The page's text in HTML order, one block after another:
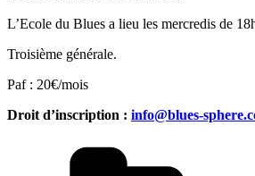
L’Ecole du Blues a lieu les mercredis de
Troisième générale.
Paf : 20€/mois
Droit d’inscription : info@blues-